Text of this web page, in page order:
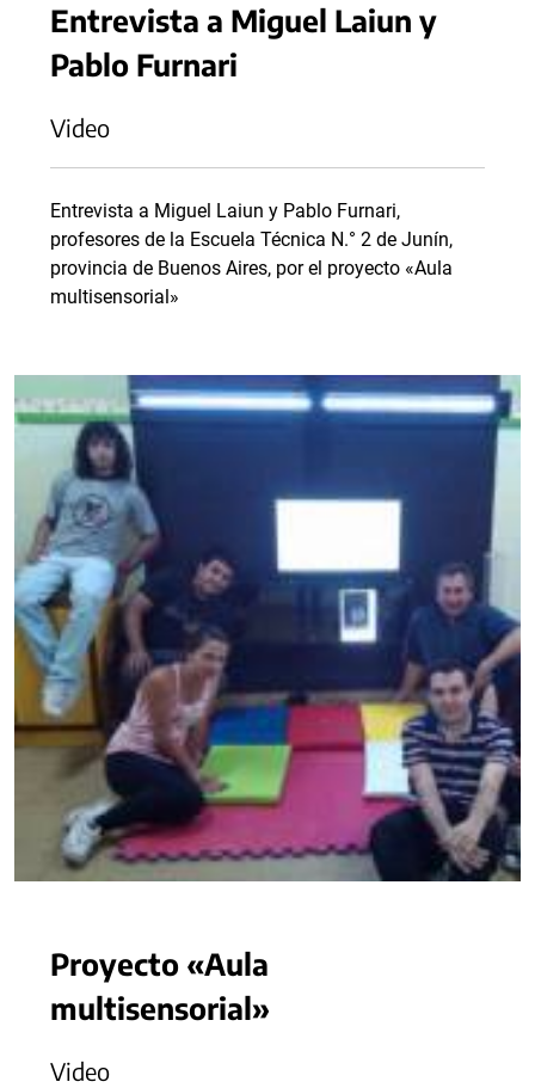
Entrevista a Miguel Laiun y
Pablo Furnari
Video
Entrevista a Miguel Laiun y Pablo Furnari,
profesores de la Escuela Técnica N.° 2 de Junín,
provincia de Buenos Aires, por el proyecto «Aula
multisensorial»
Proyecto «Aula
multisensorial»
Video